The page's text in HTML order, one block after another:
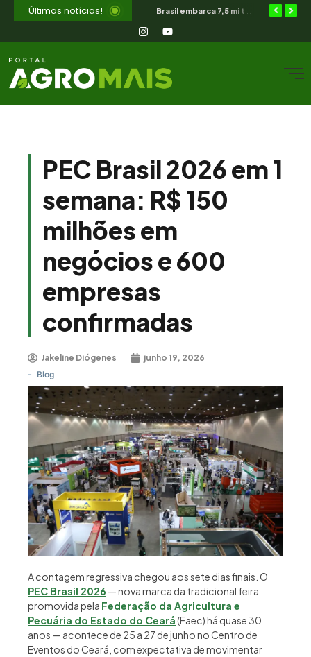
Últimas notícias!
PEC Brasil 2026 em 1
semana: R$ 150
milhões em
negócios e 600
empresas
confirmadas
Jakeline Diógenes junho 19, 2026
- Blog
A contagem regressiva chegou aos sete dias finais. O
PEC Brasil 2026 — nova marca da tradicional feira
promovida pela Federação da Agricultura e
Pecuária do Estado do Ceará(Faec) há quase 30
anos — acontece de 25 a 27 de junho no Centro de
Eventos do Ceará, com expectativa de movimentar